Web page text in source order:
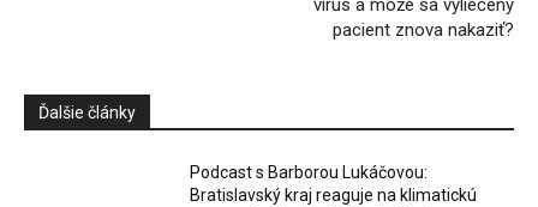
vírus a môže sa vyliečený
pacient znova nakaziť?
Ďalšie články
Podcast s Barborou Lukáčovou:
Bratislavský kraj reaguje na klimatickú